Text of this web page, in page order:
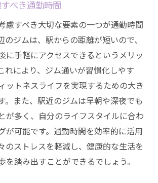
べき通勤時間
慮すべき大切な要素の一つが通勤時間
のジムは、駅からの距離が短いので、
に手軽にアクセスできるというメリッ
れにより、ジム通いが習慣化しやす
ットネスライフを実現するための大き
。また、駅近のジムは早朝や深夜でも
が多く、自分のライフスタイルに合わ
が可能です。通勤時間を効率的に活用
のストレスを軽減し、健康的な生活を
を踏み出すことができるでしょう。